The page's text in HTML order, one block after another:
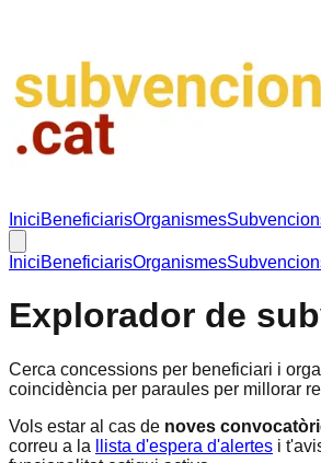
IniciBeneficiarisOrganismes
IniciBeneficiarisOrganismes
Explorador de
Cerca concessions per beneficiari i
coincidència per paraules per millorar
Vols estar al cas de noves
correu a la
llista d'espera d'alertes i